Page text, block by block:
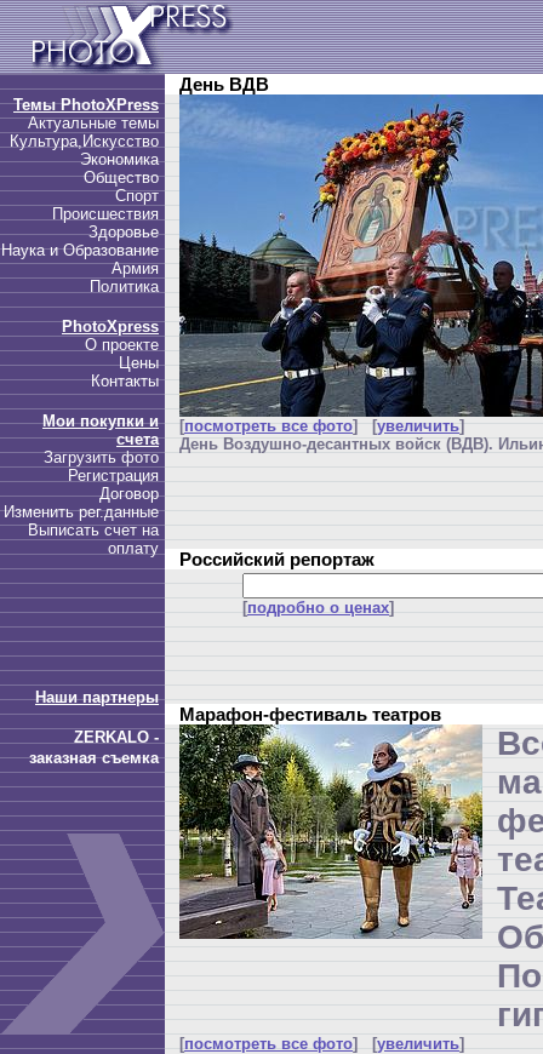
Темы PhotoXPress
Актуальные темы
Культура,Искусство
Экономика
Общество
Спорт
Происшествия
Здоровье
Наука и Образование
Армия
Политика
PhotoXpress
О проекте
Цены
Контакты
Мои покупки и
счета
Загрузить фото
Регистрация
Договор
Изменить рег.данные
Выписать счет на
оплату
Наши партнеры
ZERKALO -
заказная съемка
День ВДВ
[посмотреть все фото] [увеличить]
День Воздушно-десантных войск (ВДВ).
Российский репортаж
[подробно о ценах]
Марафон-фестиваль театров
[посмотреть все фото] [увеличить]